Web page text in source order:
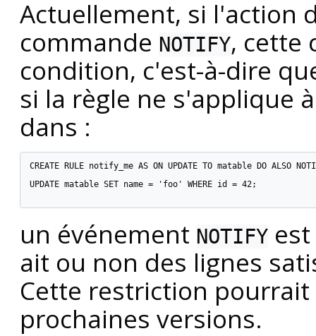
Actuellement, si l'action
commande NOTIFY, cette
condition, c'est-à-dire
si la règle ne s'applique
dans :
CREATE RULE notify_me AS ON UPDATE TO matable DO ALSO
UPDATE matable SET name = 'foo' WHERE id = 42;
un événement NOTIFY
ait ou non des lignes
Cette restriction
prochaines versions.